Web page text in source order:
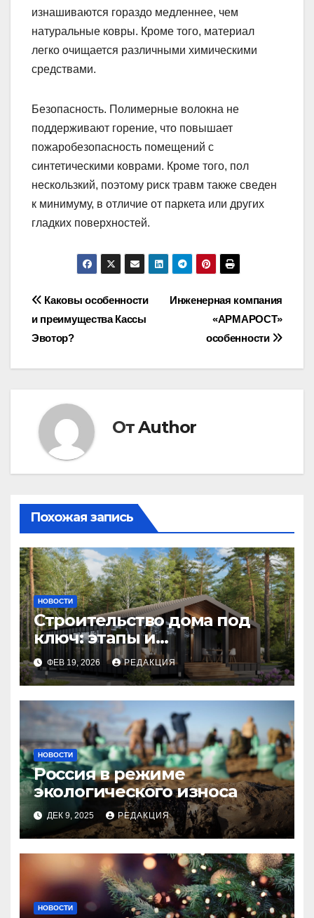
изнашиваются гораздо медленнее, чем
натуральные ковры. Кроме того, материал
легко очищается различными химическими
средствами.
Безопасность. Полимерные волокна не
поддерживают горение, что повышает
пожаробезопасность помещений с
синтетическими коврами. Кроме того, пол
нескользкий, поэтому риск травм также сведен
к минимуму, в отличие от паркета или других
гладких поверхностей.
Навигация
по
записям
Инженерная компания
«АРМАРОСТ»
особенности
Каковы особенности
и преимущества Кассы
Эвотор?
ОтAuthor
Похожая запись
НОВОСТИ
Строительство дома под
ключ: этапы и
планирование бюджета
ФЕВ 19, 2026 РЕДАКЦИЯ
НОВОСТИ
Россия в режиме
экологического износа
ДЕК 9, 2025 РЕДАКЦИЯ
НОВОСТИ